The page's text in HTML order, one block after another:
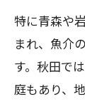
特に青森や
まれ、魚介
す。秋田で
庭もあり、